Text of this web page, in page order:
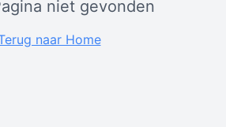
niet gevonden
naar Home